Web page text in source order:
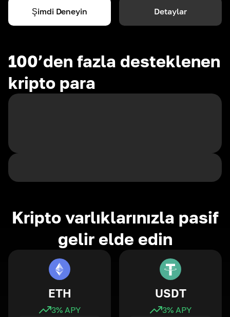
Şimdi Deneyin Detaylar
100’den fazla desteklenen
kripto para
Kripto varlıklarınızla pasif
gelir elde edin
ETH
3% APY
USDT
3% APY